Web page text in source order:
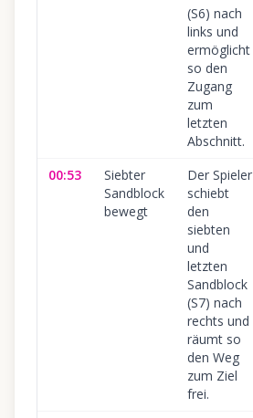
(S6) nach
links und
ermöglicht
so den
Zugang
zum
letzten
Abschnitt.
00:53
Siebter
Sandblock
bewegt
Der Spieler
schiebt
den
siebten
und
letzten
Sandblock
(S7) nach
rechts und
räumt so
den Weg
zum Ziel
frei.